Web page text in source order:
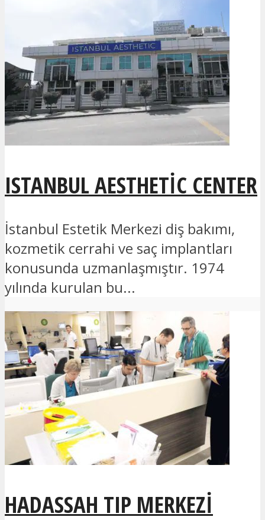
ISTANBUL AESTHETIC CENTER
İstanbul Estetik Merkezi diş bakımı,
kozmetik cerrahi ve saç implantları
konusunda uzmanlaşmıştır. 1974
yılında kurulan bu...
HADASSAH TIP MERKEZI